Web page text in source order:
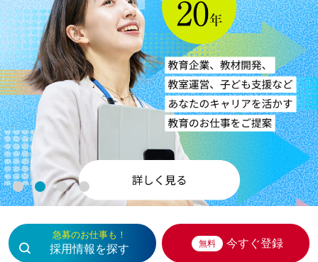
1 2 3
急募のお仕事も！
採用情報を探す 無料 今すぐ登録